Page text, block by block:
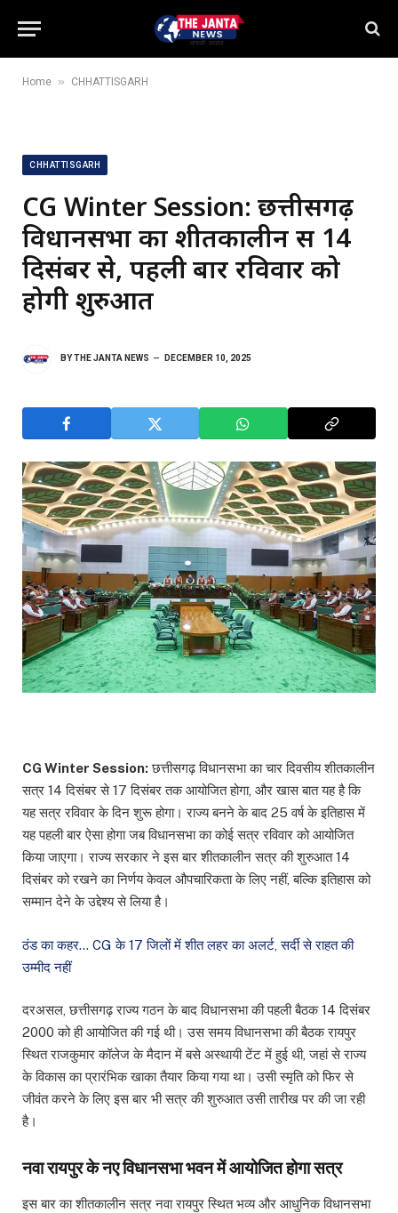
Home » CHHATTISGARH
CHHATTISGARH
CG Winter Session: छत्तीसगढ़
विधानसभा का शीतकालीन सत्र 14
दिसंबर से, पहली बार रविवार को
होगी शुरुआत
BYTHE JANTA NEWS DECEMBER 10, 2025
CG Winter Session:छत्तीसगढ़ विधानसभा का चार दिवसीय शीतकालीन
सत्र 14 दिसंबर से 17 दिसंबर तक आयोजित होगा, और खास बात यह है कि
यह सत्र रविवार के दिन शुरू होगा। राज्य बनने के बाद 25 वर्ष के इतिहास में
यह पहली बार ऐसा होगा जब विधानसभा का कोई सत्र रविवार को आयोजित
किया जाएगा। राज्य सरकार ने इस बार शीतकालीन सत्र की शुरुआत 14
दिसंबर को रखने का निर्णय केवल औपचारिकता के लिए नहीं, बल्कि इतिहास को
सम्मान देने के उद्देश्य से लिया है।
ठंड का कहर… CG के 17 जिलों में शीत लहर का अलर्ट, सर्दी से राहत की
उम्मीद नहीं
दरअसल, छत्तीसगढ़ राज्य गठन के बाद विधानसभा की पहली बैठक 14 दिसंबर
2000 को ही आयोजित की गई थी। उस समय विधानसभा की बैठक रायपुर
स्थित राजकुमार कॉलेज के मैदान में बसे अस्थायी टेंट में हुई थी, जहां से राज्य
के विकास का प्रारंभिक खाका तैयार किया गया था। उसी स्मृति को फिर से
जीवंत करने के लिए इस बार भी सत्र की शुरुआत उसी तारीख पर की जा रही
है।
नवा रायपुर के नए विधानसभा भवन में आयोजित होगा सत्र
इस बार का शीतकालीन सत्र नवा रायपुर स्थित भव्य और आधुनिक विधानसभा